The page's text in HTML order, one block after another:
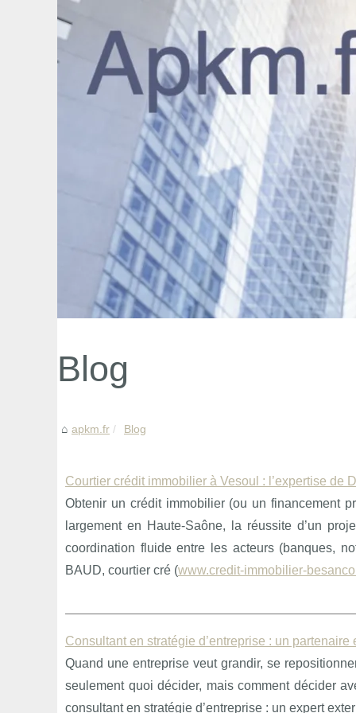
Blog
apkm.fr Blog
Courtier crédit immobilier à Vesoul : l’expertise de
Obtenir un crédit immobilier (ou un financement
largement en Haute-Saône, la réussite d’un
coordination fluide entre les acteurs (banques,
BAUD, courtier cré (www.credit-immobilier-
Consultant en stratégie d’entreprise : un
Quand une entreprise veut grandir, se
seulement quoi décider, mais comment décider
consultant en stratégie d’entreprise : un expert